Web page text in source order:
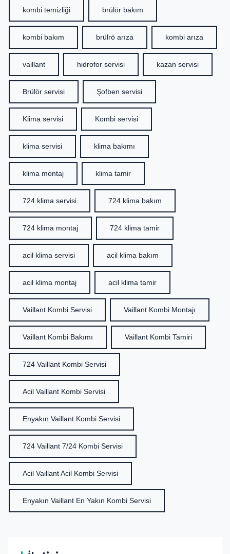
kombi temizliği brülör bakım
kombi bakım brülrö arıza kombi arıza
vaillant hidrofor servisi kazan servisi
Brülör servisi Şofben servisi
Klima servisi Kombi servisi
klima servisi klima bakımı
klima montaj klima tamir
724 klima servisi 724 klima bakım
724 klima montaj 724 klima tamir
acil klima servisi acil klima bakım
acil klima montaj acil klima tamir
Vaillant Kombi Servisi Vaillant Kombi Montajı
Vaillant Kombi Bakımı Vaillant Kombi Tamiri
724 Vaillant Kombi Servisi
Acil Vaillant Kombi Servisi
Enyakın Vaillant Kombi Servisi
724 Vaillant 7/24 Kombi Servisi
Acil Vaillant Acil Kombi Servisi
Enyakın Vaillant En Yakın Kombi Servisi